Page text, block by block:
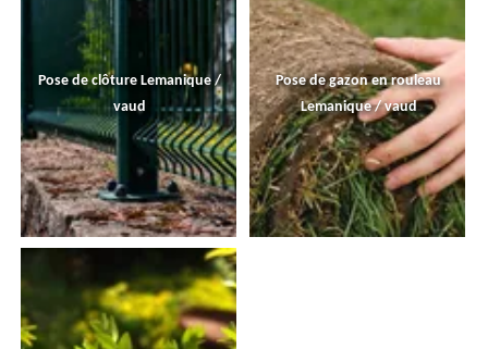
Pose de clôture Lemanique /
vaud
Pose de gazon en rouleau
Lemanique / vaud